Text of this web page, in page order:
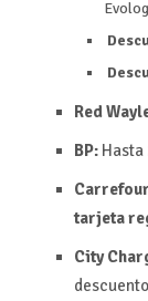
Red
BP:Hasta
tarjeta
City
descuento